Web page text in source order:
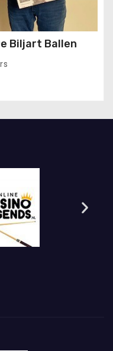
Biljart Ballen